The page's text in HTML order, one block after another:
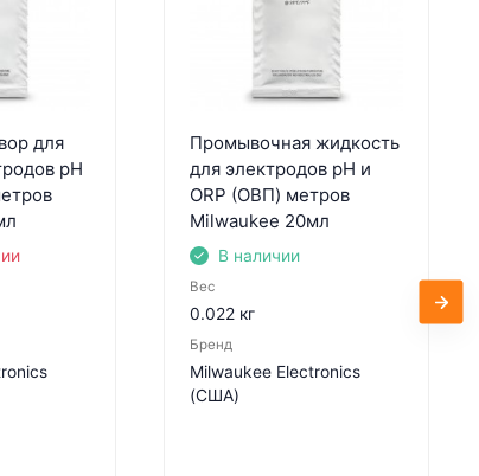
для
pH
Промывочная жидкость
для электродов pH и
ORP (ОВП) метров
Milwaukee 20мл
В наличии
Вес
0.022 кг
Бренд
Milwaukee Electronics
(США)